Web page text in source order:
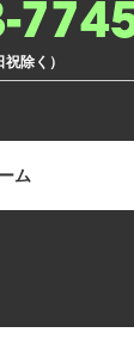
除く）
ム